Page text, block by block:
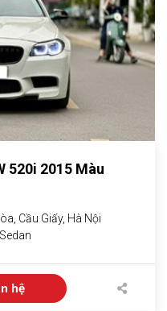
520i 2015 Màu
Cầu Giấy, Hà Nội
Sedan
hệ